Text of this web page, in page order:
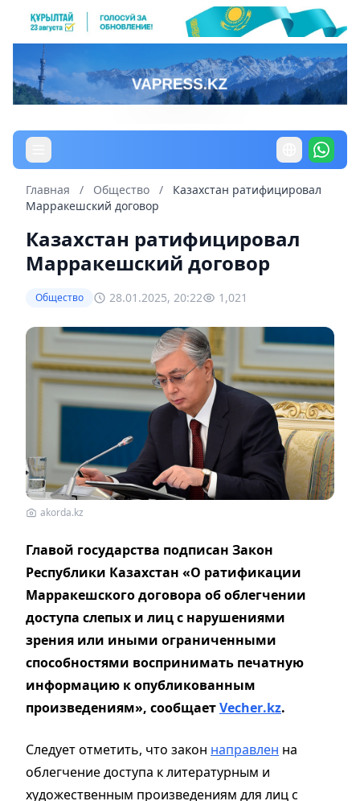
Главная / Общество /
Казахстан ратифицировал
Марракешский договор
Казахстан ратифицировал
Марракешский договор
Общество 28.01.2025, 20:22 1,021
akorda.kz
Главой государства подписан Закон
Республики Казахстан «О ратификации
Марракешского договора об облегчении
доступа слепых и лиц с нарушениями
зрения или иными ограниченными
способностями воспринимать печатную
информацию к опубликованным
произведениям», сообщаетVecher.kz.
Следует отметить, что закон направлен на
облегчение доступа к литературным и
художественным произведениям для лиц с